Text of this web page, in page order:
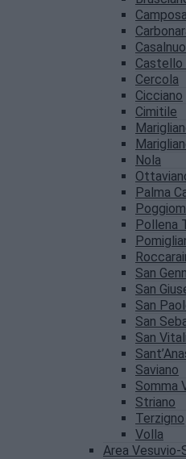
Castello
Cercola
Cicciano
Cimitile
Nola
Palma
Pollena
San
San
San
San
San
Saviano
Somma
Striano
Terzigno
Volla
Area Vesuvio-